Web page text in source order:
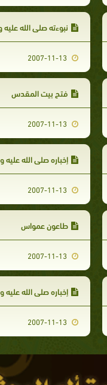
نبوءته صلى الله عليه
2007-11-13
فتح بيت المقدس
2007-11-13
إخباره صلى الله
2007-11-13
طاعون عمواس
2007-11-13
إخباره صلى الله عليه
2007-11-13